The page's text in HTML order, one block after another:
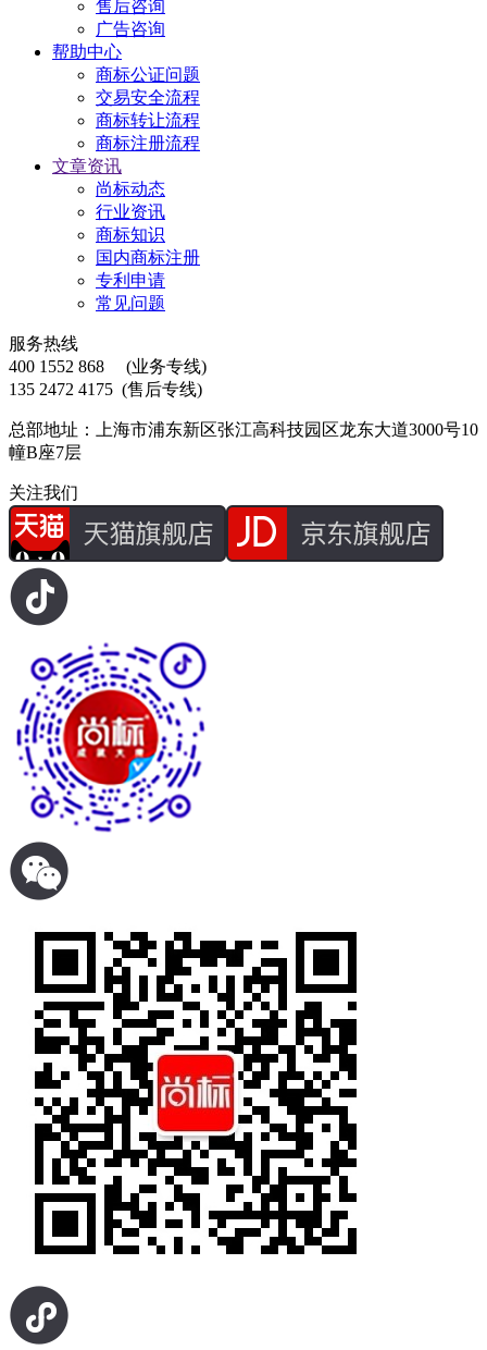
售后咨询
广告咨询
帮助中心
商标公证问题
交易安全流程
商标转让流程
商标注册流程
文章资讯
尚标动态
行业资讯
商标知识
国内商标注册
专利申请
常见问题
服务热线
400 1552 868
(业务专线)
135 2472 4175 (售后专线)
总部地址：上海市浦东新区张江高科技园区龙东大道3000号10
幢B座7层
关注我们